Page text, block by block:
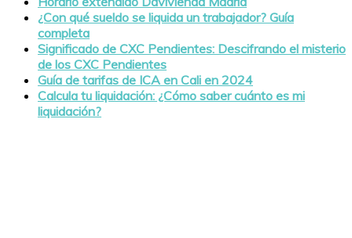
¿Con qué sueldo se liquida un trabajador? Guía
completa
Significado de CXC Pendientes: Descifrando el misterio
de los CXC Pendientes
Guía de tarifas de ICA en Cali en 2024
Calcula tu liquidación: ¿Cómo saber cuánto es mi
liquidación?